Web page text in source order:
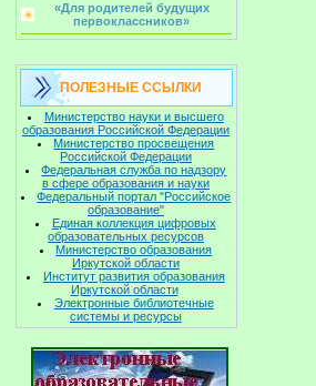
«Для родителей будущих
первоклассников»
ПОЛЕЗНЫЕ ССЫЛКИ
Министерство науки и высшего
образования Российской Федерации
Министерство просвещения
Российской Федерации
Федеральная служба по надзору
в сфере образования и науки
Федеральный портал "Российское
образование"
Единая коллекция цифровых
образовательных ресурсов
Министерство образования
Иркутской области
Институт развития образования
Иркутской области
Электронные библиотечные
системы и ресурсы